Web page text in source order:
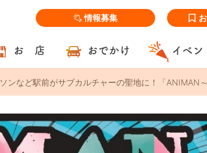
情報募集
お 店 おでかけ イベン
ンなど駅前がサブカルチャーの聖地に！「